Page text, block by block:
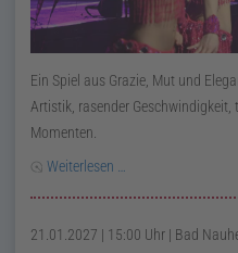
Ein Spiel aus Grazie, Mut und
Artistik, rasender
Momenten.
Weiterlesen …
21.01.2027 | 15:00 Uhr | Bad